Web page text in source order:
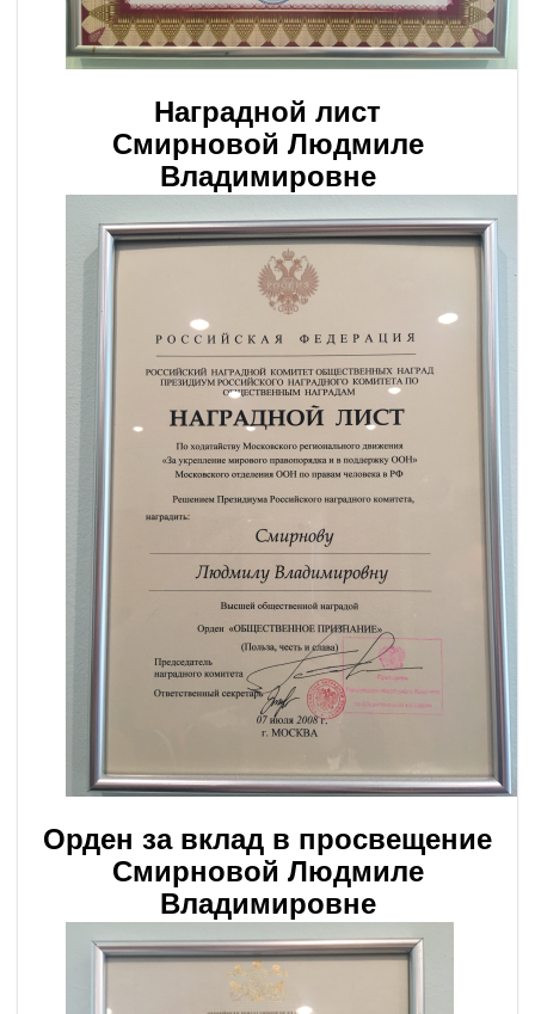
Наградной лист
Смирновой Людмиле
Владимировне
Орден за вклад в просвещение
Смирновой Людмиле
Владимировне